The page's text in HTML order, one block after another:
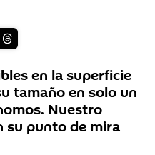
en la superficie
tamaño en solo un
Nuestro
su punto de mira